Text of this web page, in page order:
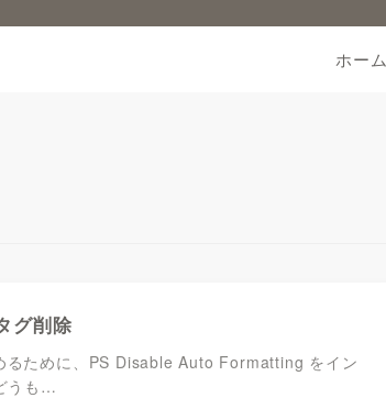
ホーム
グ削除
るために、PS Disable Auto Formatting をイン
うも…